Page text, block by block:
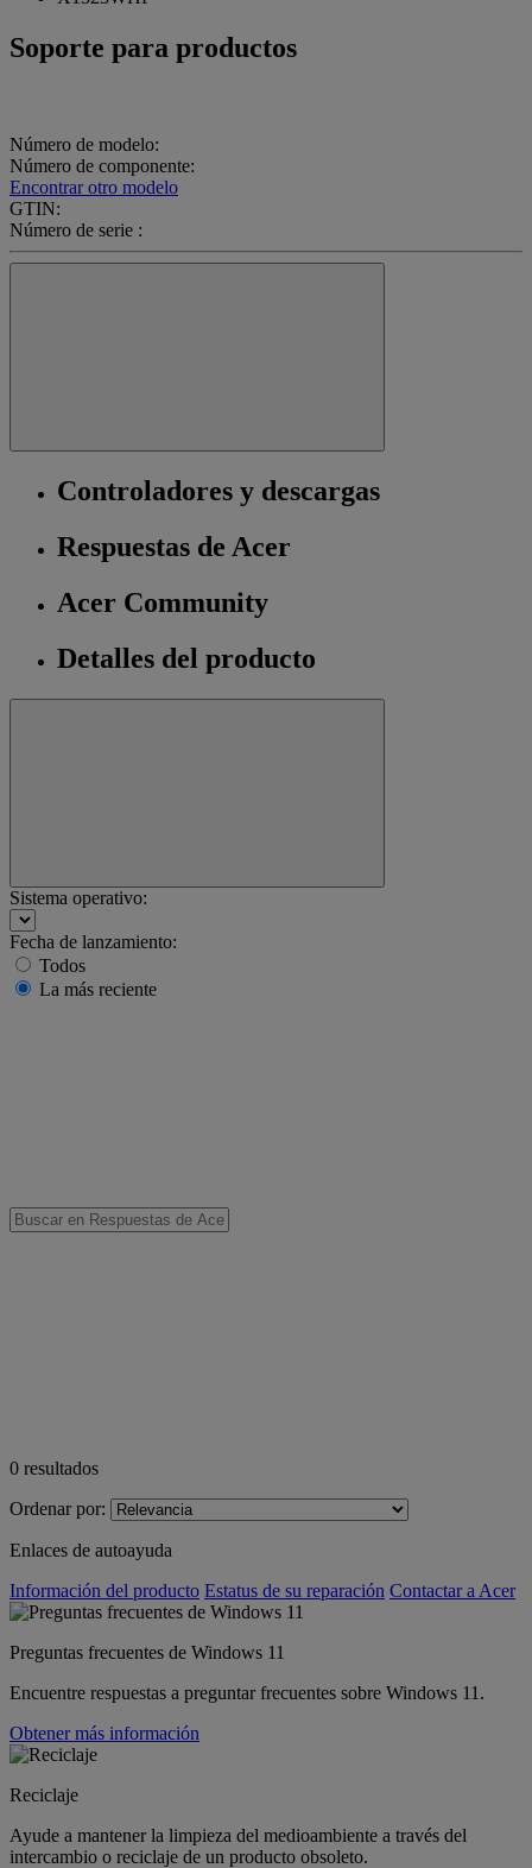
Soporte para productos
Número de modelo:
Número de componente:
Encontrar otro modelo
GTIN:
Número de serie :
Controladores y descargas
Respuestas de Acer
Acer Community
Detalles del producto
Sistema operativo:
Fecha de lanzamiento:
Todos
La más reciente
0 resultados
Ordenar por:
Enlaces de autoayuda
Información del producto Estatus de su reparación Contactar a Acer
Preguntas frecuentes de Windows 11
Encuentre respuestas a preguntar frecuentes sobre Windows 11.
Obtener más información
Reciclaje
Ayude a mantener la limpieza del medioambiente a través del
intercambio o reciclaje de un producto obsoleto.